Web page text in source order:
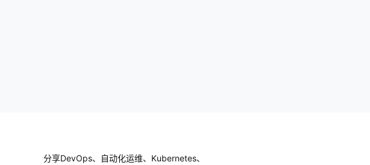
分享DevOps、自动化运维、Kubernetes、